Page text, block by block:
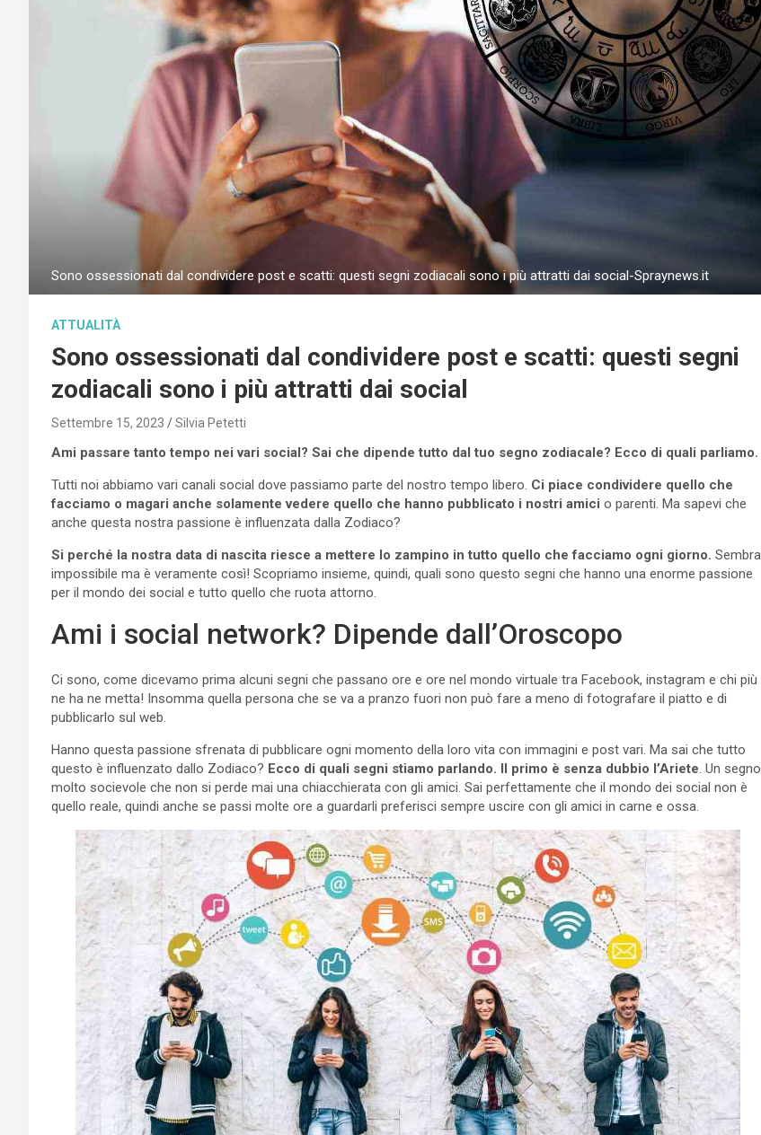
Sono ossessionati dal condividere post e scatti: questi segni zodiacali sono i più attratti dai social-Spraynews.it
ATTUALITÀ
Sono ossessionati dal condividere post e scatti: questi segni
zodiacali sono i più attratti dai social
Settembre 15, 2023 Silvia Petetti
Ami passare tanto tempo nei vari social? Sai che dipende tutto dal tuo segno zodiacale? Ecco di quali parliamo.
Tutti noi abbiamo vari canali social dove passiamo parte del nostro tempo libero. Ci piace condividere quello che
facciamo o magari anche solamente vedere quello che hanno pubblicato i nostri amici o parenti. Ma sapevi che
anche questa nostra passione è influenzata dalla Zodiaco?
Si perché la nostra data di nascita riesce a mettere lo zampino in tutto quello che facciamo ogni giorno. Sembra
impossibile ma è veramente così! Scopriamo insieme, quindi, quali sono questo segni che hanno una enorme passione
per il mondo dei social e tutto quello che ruota attorno.
Ami i social network? Dipende dall’Oroscopo
Ci sono, come dicevamo prima alcuni segni che passano ore e ore nel mondo virtuale tra Facebook, instagram e chi più
ne ha ne metta! Insomma quella persona che se va a pranzo fuori non può fare a meno di fotografare il piatto e di
pubblicarlo sul web.
Hanno questa passione sfrenata di pubblicare ogni momento della loro vita con immagini e post vari. Ma sai che tutto
questo è influenzato dallo Zodiaco? Ecco di quali segni stiamo parlando. Il primo è senza dubbio l’Ariete . Un segno
molto socievole che non si perde mai una chiacchierata con gli amici. Sai perfettamente che il mondo dei social non è
quello reale, quindi anche se passi molte ore a guardarli preferisci sempre uscire con gli amici in carne e ossa.